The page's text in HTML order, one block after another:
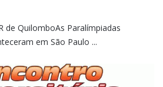
de QuilomboAs Paralímpiadas
em São Paulo ...